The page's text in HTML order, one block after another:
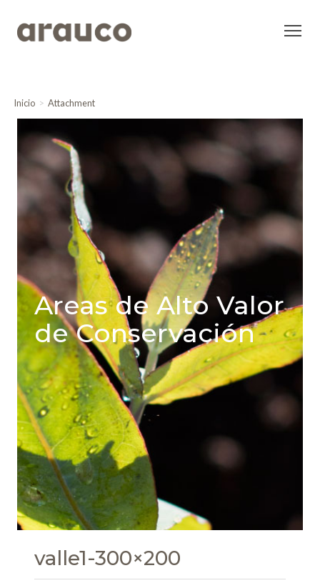
Inicio Attachment
Areas de Alto Valor
de Conservación
valle1-300×200